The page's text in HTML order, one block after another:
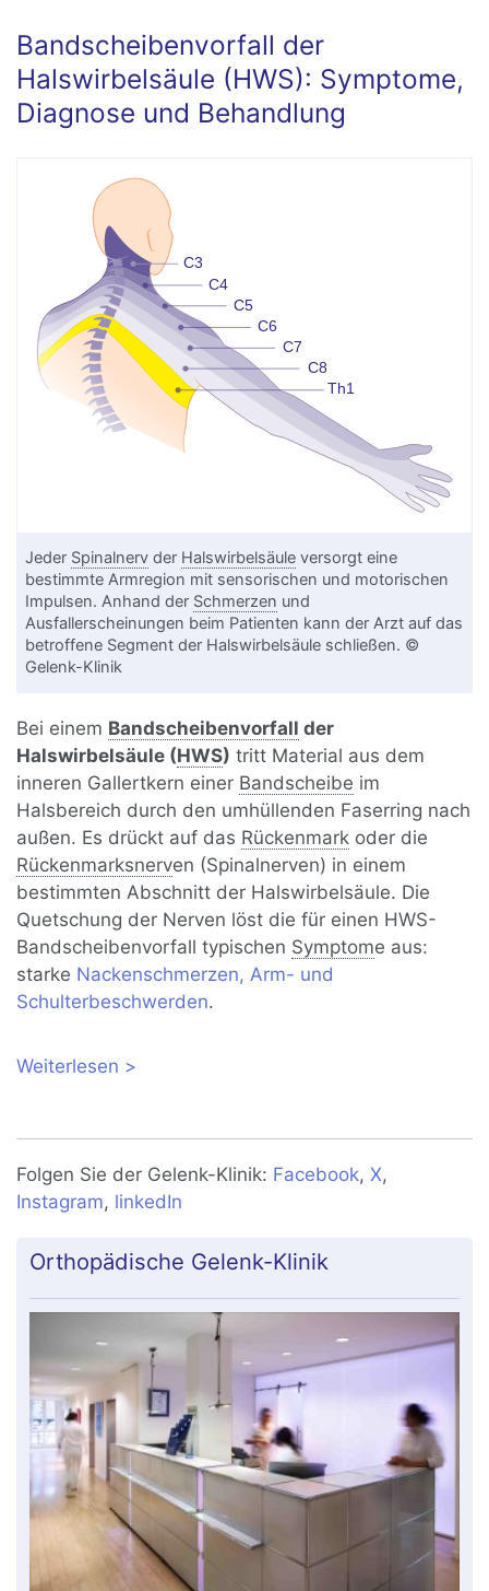
Bandscheibenvorfall der
Halswirbelsäule (HWS): Symptome,
Diagnose und Behandlung
Jeder Spinalnerv der Halswirbelsäule versorgt eine
bestimmte Armregion mit sensorischen und motorischen
Impulsen. Anhand der Schmerzen und
Ausfallerscheinungen beim Patienten kann der Arzt auf das
betroffene Segment der Halswirbelsäule schließen. ©
Gelenk-Klinik
Bei einem Bandscheibenvorfall der
Halswirbelsäule (HWS) tritt Material aus dem
inneren Gallertkern einer Bandscheibe im
Halsbereich durch den umhüllenden Faserring nach
außen. Es drückt auf das Rückenmark oder die
Rückenmarksnerven (Spinalnerven) in einem
bestimmten Abschnitt der Halswirbelsäule. Die
Quetschung der Nerven löst die für einen HWS-
Bandscheibenvorfall typischen Symptome aus:
starke Nackenschmerzen, Arm- und
Schulterbeschwerden.
Weiterlesen über Bandscheibenvorfall der
Folgen Sie der Gelenk-Klinik: Facebook,X,
Instagram, linkedIn
Orthopädische Gelenk-Klinik